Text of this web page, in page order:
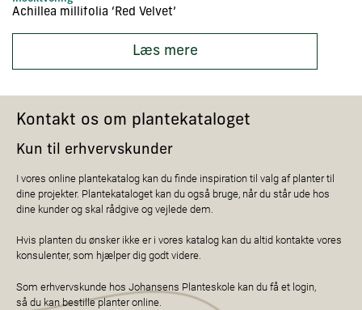
Achillea millifolia ‘Red Velvet’
Læs mere
Kontakt os om plantekataloget
Kun til erhvervskunder
I vores online plantekatalog kan du finde inspiration til valg af planter til
dine projekter. Plantekataloget kan du også bruge, når du står ude hos
dine kunder og skal rådgive og vejlede dem.
Hvis planten du ønsker ikke er i vores katalog kan du altid kontakte vores
konsulenter, som hjælper dig godt videre.
Som erhvervskunde hos Johansens Planteskole kan du få et login,
så du kan bestille planter online.